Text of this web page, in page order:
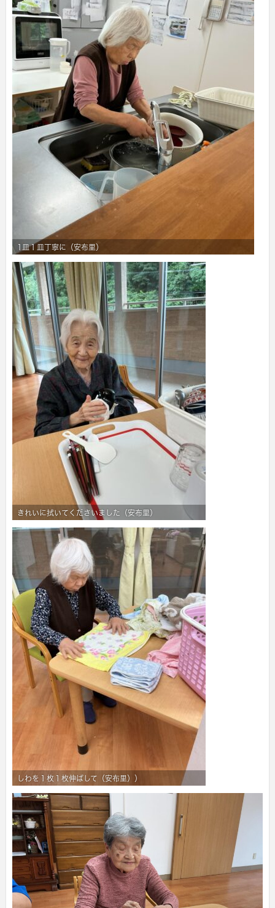
1皿１皿丁寧に（安布里）
きれいに拭いてくださいました（安布里）
しわを１枚１枚伸ばして（安布里））